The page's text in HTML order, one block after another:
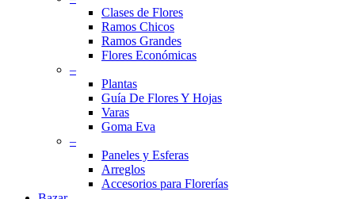
Clases de Flores
Ramos Chicos
Ramos Grandes
Flores Económicas
–
Plantas
Guía De Flores Y Hojas
Varas
Goma Eva
–
Paneles y Esferas
Arreglos
Accesorios para Florerías